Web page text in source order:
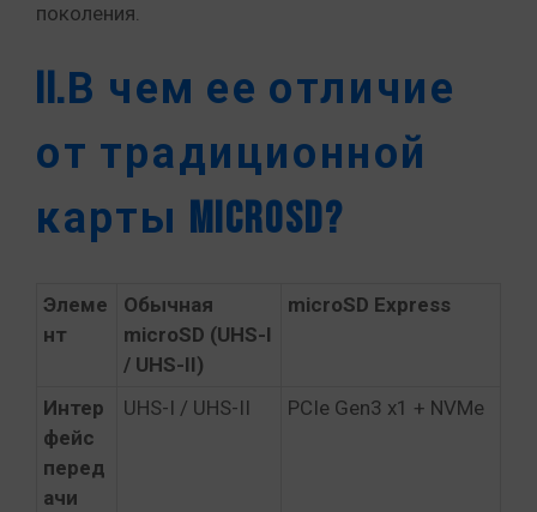
поколения.
II.В чем ее отличие
от традиционной
карты microSD?
Элеме
нт
Обычная
microSD (UHS-I
/ UHS-II)
microSD Express
Интер
фейс
перед
ачи
UHS-I / UHS-II PCIe Gen3 x1 + NVMe